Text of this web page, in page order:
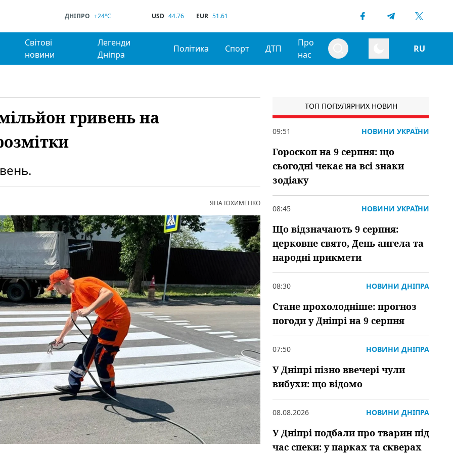
ДНІПРО +24°C USD 44.76 EUR 51.61
Світові
новини
Легенди
Дніпра
Політика Спорт ДТП
Про
нас
RU
гривень на
ЯНА ЮХИМЕНКО
ТОП ПОПУЛЯРНИХ НОВИН
09:51 НОВИНИ УКРАЇНИ
Гороскоп на 9 серпня: що
сьогодні чекає на всі знаки
зодіаку
08:45 НОВИНИ УКРАЇНИ
Що відзначають 9 серпня:
церковне свято, День ангела та
народні прикмети
08:30 НОВИНИ ДНІПРА
Стане прохолодніше: прогноз
погоди у Дніпрі на 9 серпня
07:50 НОВИНИ ДНІПРА
У Дніпрі пізно ввечері чули
вибухи: що відомо
08.08.2026 НОВИНИ ДНІПРА
У Дніпрі подбали про тварин під
час спеки: у парках та скверах